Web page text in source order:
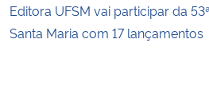
Editora UFSM vai participar da
Santa Maria com 17 lançamentos